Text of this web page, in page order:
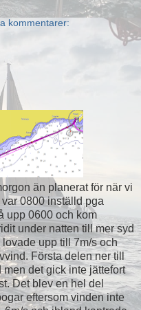
kommentarer:
än planerat för när vi
0800 inställd pga
upp 0600 och kom
under natten till mer syd
upp till 7m/s och
Första delen ner till
det gick inte jättefort
Det blev en hel del
eftersom vinden inte